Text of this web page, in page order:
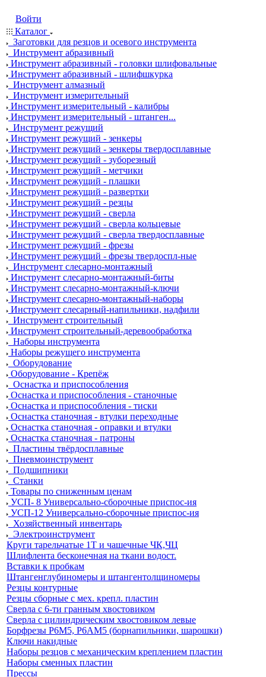
Войти
Каталог
Заготовки для резцов и осевого инструмента
Инструмент абразивный
Инструмент абразивный - головки шлифовальные
Инструмент абразивный - шлифшкурка
Инструмент алмазный
Инструмент измерительный
Инструмент измерительный - калибры
Инструмент измерительный - штанген...
Инструмент режущий
Инструмент режущий - зенкеры
Инструмент режущий - зенкеры твердосплавные
Инструмент режущий - зуборезный
Инструмент режущий - метчики
Инструмент режущий - плашки
Инструмент режущий - развертки
Инструмент режущий - резцы
Инструмент режущий - сверла
Инструмент режущий - сверла кольцевые
Инструмент режущий - сверла твердосплавные
Инструмент режущий - фрезы
Инструмент режущий - фрезы твердоспл-ные
Инструмент слесарно-монтажный
Инструмент слесарно-монтажный-биты
Инструмент слесарно-монтажный-ключи
Инструмент слесарно-монтажный-наборы
Инструмент слесарный-напильники, надфили
Инструмент строительный
Инструмент строительный-деревообработка
Наборы инструмента
Наборы режущего инструмента
Оборудование
Оборудование - Крепёж
Оснастка и приспособления
Оснастка и приспособления - станочные
Оснастка и приспособления - тиски
Оснастка станочная - втулки переходные
Оснастка станочная - оправки и втулки
Оснастка станочная - патроны
Пластины твёрдосплавные
Пневмоинструмент
Подшипники
Станки
Товары по сниженным ценам
УСП- 8 Универсально-сборочные приспос-ия
УСП-12 Универсально-сборочные приспос-ия
Хозяйственный инвентарь
Электроинструмент
Круги тарельчатые 1Т и чашечные ЧК,ЧЦ
Шлифлента бесконечная на ткани водост.
Вставки к пробкам
Штангенглубиномеры и штангентолщиномеры
Резцы контурные
Резцы сборные с мех. крепл. пластин
Сверла с 6-ти гранным хвостовиком
Сверла с цилиндрическим хвостовиком левые
Борфрезы Р6М5, Р6АМ5 (борнапильники, шарошки)
Ключи накидные
Наборы резцов с механическим креплением пластин
Наборы сменных пластин
Прессы